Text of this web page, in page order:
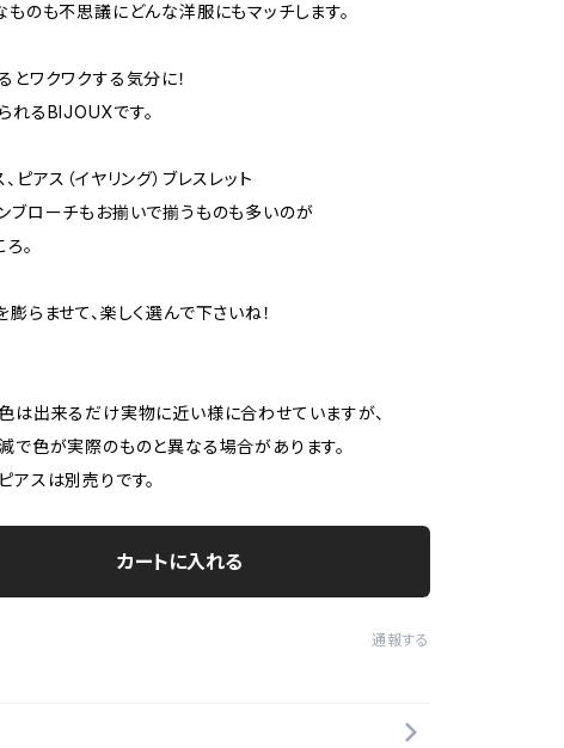
ものも不思議にどんな洋服にもマッチします。
とワクワクする気分に！
れるBIJOUXです。
ピアス（イヤリング）ブレスレット
ブローチもお揃いで揃うものも多いのが
。
膨らませて、楽しく選んで下さいね！
は出来るだけ実物に近い様に合わせていますが、
で色が実際のものと異なる場合があります。
スは別売りです。
カートに入れる
通報する